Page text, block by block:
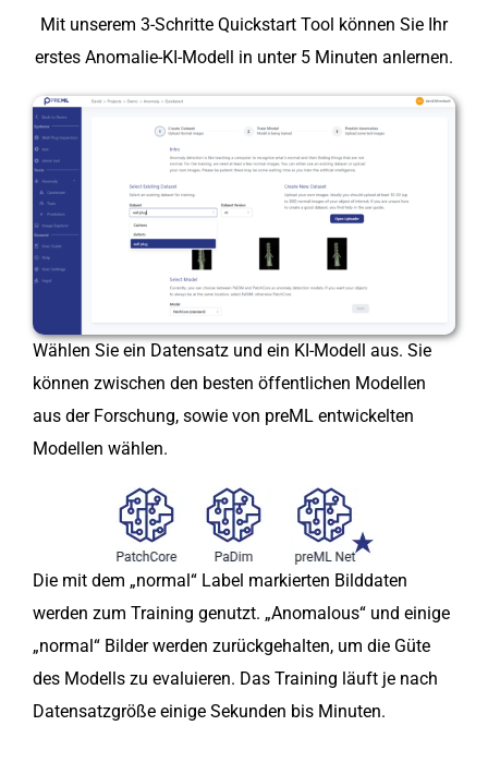
Mit unserem 3-Schritte Quickstart Tool können Sie Ihr
erstes Anomalie-KI-Modell in unter 5 Minuten anlernen.
Wählen Sie ein Datensatz und ein KI-Modell aus. Sie
können zwischen den besten öffentlichen Modellen
aus der Forschung, sowie von preML entwickelten
Modellen wählen.
Die mit dem „normal“ Label markierten Bilddaten
werden zum Training genutzt. „Anomalous“ und einige
„normal“ Bilder werden zurückgehalten, um die Güte
des Modells zu evaluieren. Das Training läuft je nach
Datensatzgröße einige Sekunden bis Minuten.